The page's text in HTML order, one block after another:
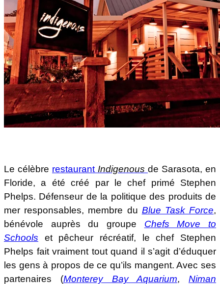
Le célèbre restaurant Indigenous de Sarasota, en
Floride, a été créé par le chef primé Stephen
Phelps. Défenseur de la politique des produits de
mer responsables, membre du Blue Task Force,
bénévole auprès du groupe
Chefs Move to
Schools
et pêcheur récréatif, le chef Stephen
Phelps fait vraiment tout quand il s’agit d’éduquer
les gens à propos de ce qu’ils mangent. Avec ses
partenaires (Monterey Bay Aquarium,
Niman